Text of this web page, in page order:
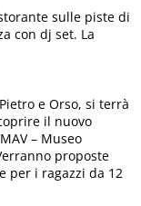
sulle piste di
con dj set. La
e Orso, si terrà
il nuovo
– Museo
proposte
per i ragazzi da 12